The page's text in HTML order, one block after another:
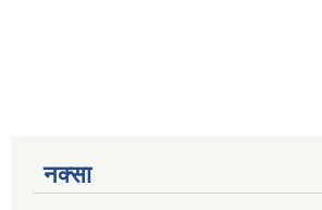
नक्सा